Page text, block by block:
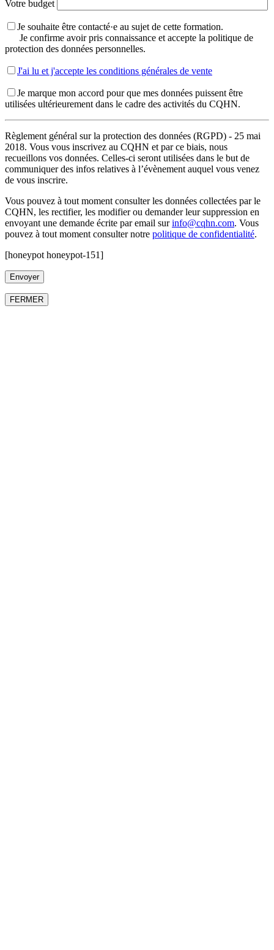
Votre budget
Je souhaite être contacté·e au sujet de cette formation.
Je confirme avoir pris connaissance et accepte la politique de
protection des données personnelles.
J'ai lu et j'accepte les conditions générales de vente
Je marque mon accord pour que mes données puissent être
utilisées ultérieurement dans le cadre des activités du CQHN.
Règlement général sur la protection des données (RGPD) - 25 mai
2018. Vous vous inscrivez au CQHN et par ce biais, nous
recueillons vos données. Celles-ci seront utilisées dans le but de
communiquer des infos relatives à l’évènement auquel vous venez
de vous inscrire.
Vous pouvez à tout moment consulter les données collectées par le
CQHN, les rectifier, les modifier ou demander leur suppression en
envoyant une demande écrite par email surinfo@cqhn.com. Vous
pouvez à tout moment consulter notre politique de confidentialité.
[honeypot honeypot-151]
FERMER